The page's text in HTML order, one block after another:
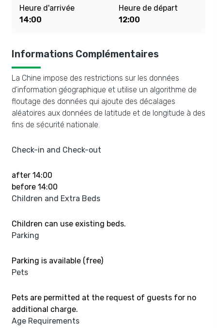
Heure d'arrivée
14:00
Heure de départ
12:00
Informations Complémentaires
La Chine impose des restrictions sur les données
d'information géographique et utilise un algorithme de
floutage des données qui ajoute des décalages
aléatoires aux données de latitude et de longitude à des
fins de sécurité nationale.
Check-in and Check-out
after 14:00
before 14:00
Children and Extra Beds
Children can use existing beds.
Parking
Parking is available (free)
Pets
Pets are permitted at the request of guests for no
additional charge.
Age Requirements